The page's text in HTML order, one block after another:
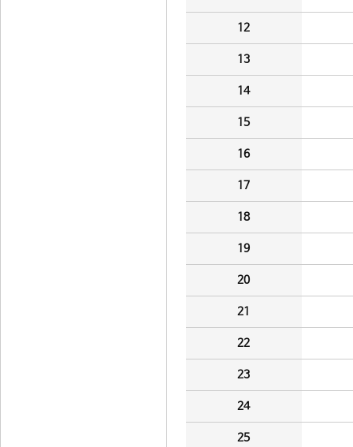
12
13
14
15
16
17
18
19
20
21
22
23
24
25